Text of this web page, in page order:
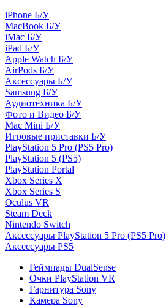
iPhone Б/У
MacBook Б/У
iMac Б/У
iPad Б/У
Apple Watch Б/У
AirPods Б/У
Аксессуары Б/У
Samsung Б/У
Аудиотехника Б/У
Фото и Видео Б/У
Mac Mini Б/У
Игровые приставки Б/У
PlayStation 5 Pro (PS5 Pro)
PlayStation 5 (PS5)
PlayStation Portal
Xbox Series X
Xbox Series S
Oculus VR
Steam Deck
Nintendo Switch
Аксессуары PlayStation 5 Pro (PS5 Pro)
Аксессуары PS5
Геймпады DualSense
Очки PlayStation VR
Гарнитура Sony
Камера Sony